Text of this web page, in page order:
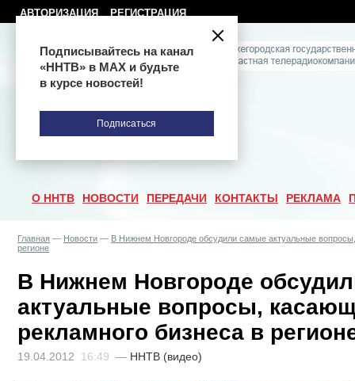
АВТОРИЗАЦИЯ РЕГИСТРАЦИЯ
О ННТВ НОВОСТИ ПЕРЕДАЧИ КОНТАКТЫ РЕКЛАМА
Главная — Новости — В Нижнем Новгороде обсудили самые актуальные
регионе
В Нижнем Новгороде
актуальные вопросы,
рекламного бизнеса в
19.04.2012 16:49 — ННТВ (видео)
Подписывайтесь на канал
«ННТВ» в МАХ и будьте
в курсе новостей!
Подписаться